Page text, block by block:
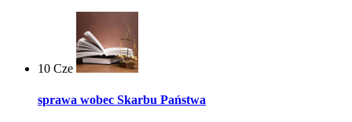
10 Cze
sprawa wobec Skarbu Państwa